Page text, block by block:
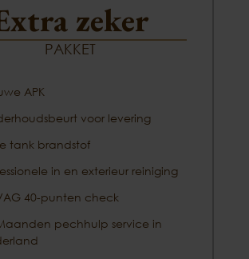
zeker
PAKKET
APK
voor levering
tank brandstof
in en exterieur reiniging
40-punten check
pechhulp service in